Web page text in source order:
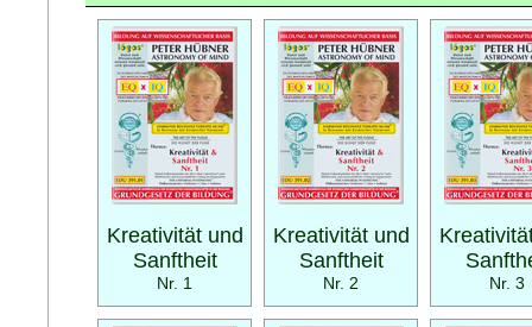
Kreativität und
Sanftheit
Nr. 1
Kreativität und
Sanftheit
Nr. 2 Nr. 3